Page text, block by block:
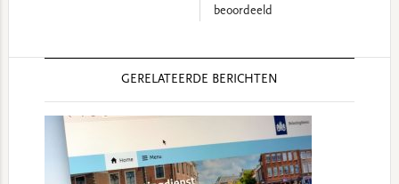
beoordeeld
GERELATEERDE BERICHTEN